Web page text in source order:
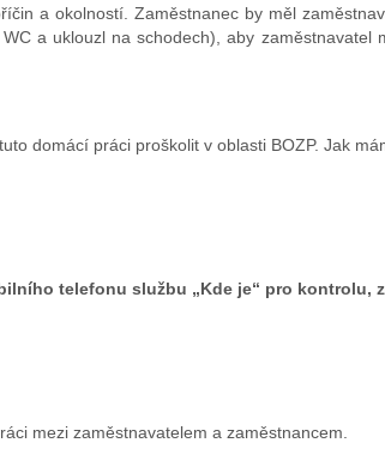
a okolností. Zaměstnanec by měl
a uklouzl na schodech), aby zaměstnavatel
domácí práci proškolit v oblasti BOZP. Jak
telefonu službu „Kde je“ pro kontrolu,
mezi zaměstnavatelem a zaměstnancem.